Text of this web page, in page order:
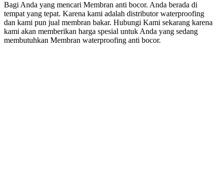
Bagi Anda yang mencari Membran anti bocor. Anda berada di
tempat yang tepat. Karena kami adalah distributor waterproofing
dan kami pun jual membran bakar. Hubungi Kami sekarang karena
kami akan memberikan harga spesial untuk Anda yang sedang
membutuhkan Membran waterproofing anti bocor.